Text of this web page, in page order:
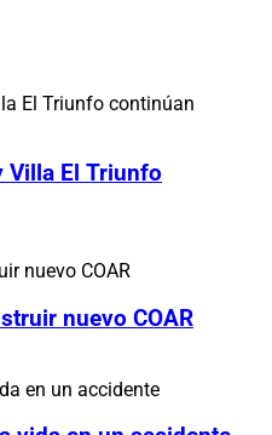
Villa El Triunfo
nuevo COAR